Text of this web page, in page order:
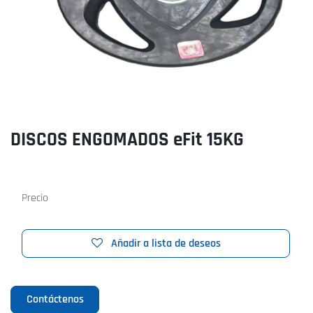
DISCOS ENGOMADOS eFit 15KG
Añadir a lista de deseos
Precio
Contáctenos